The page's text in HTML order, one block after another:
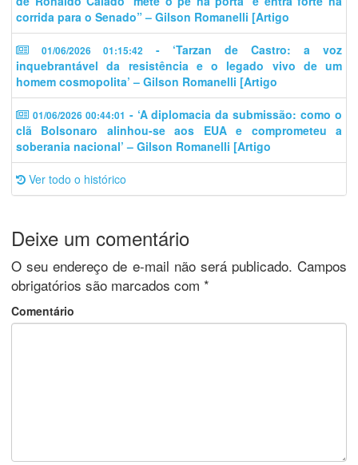
corrida para o Senado” – Gilson Romanelli [Artigo
01/06/2026 01:15:42
- ‘Tarzan de Castro: a voz
inquebrantável da resistência e o legado vivo de um
homem cosmopolita’ – Gilson Romanelli [Artigo
01/06/2026 00:44:01 - ‘A diplomacia da submissão: como o
clã Bolsonaro alinhou-se aos EUA e comprometeu a
soberania nacional’ – Gilson Romanelli [Artigo
Ver todo o histórico
Deixe um comentário
O seu endereço de e-mail não será publicado. Campos
obrigatórios são marcados com *
Comentário